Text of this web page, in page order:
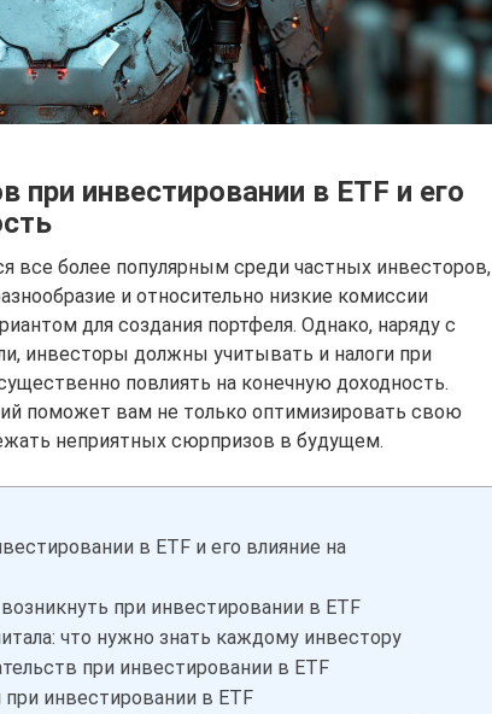
при инвестировании в ETF и его
все более популярным среди частных инвесторов,
и относительно низкие комиссии
для создания портфеля. Однако, наряду с
инвесторы должны учитывать и налоги при
повлиять на конечную доходность.
поможет вам не только оптимизировать свою
неприятных сюрпризов в будущем.
в ETF и его влияние на
при инвестировании в ETF
что нужно знать каждому инвестору
при инвестировании в ETF
инвестировании в ETF